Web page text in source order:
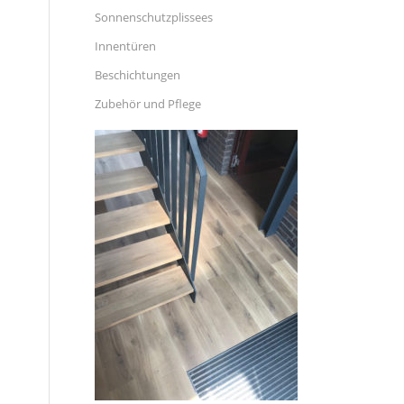
Sonnenschutzplissees
Innentüren
Beschichtungen
Zubehör und Pflege